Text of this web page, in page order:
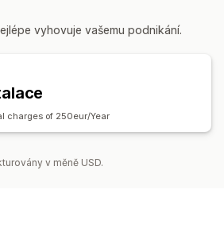
vyhovuje vašemu podnikání.
charges of 250eur/Year
v měně USD.